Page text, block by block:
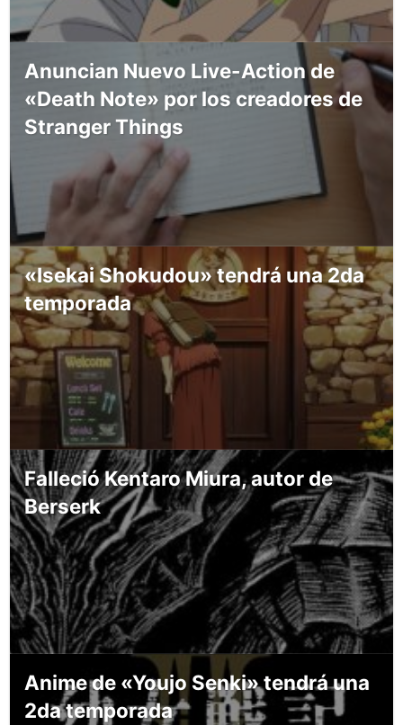
Anuncian Nuevo Live-Action de
«Death Note» por los creadores de
Stranger Things
«Isekai Shokudou» tendrá una 2da
temporada
Falleció Kentaro Miura, autor de
Berserk
Anime de «Youjo Senki» tendrá una
2da temporada